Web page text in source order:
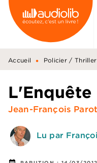
MENU
PIED DE PAGE
Accueil • Policier / Thriller
L'Enquête
Jean-François Parot
Lu par